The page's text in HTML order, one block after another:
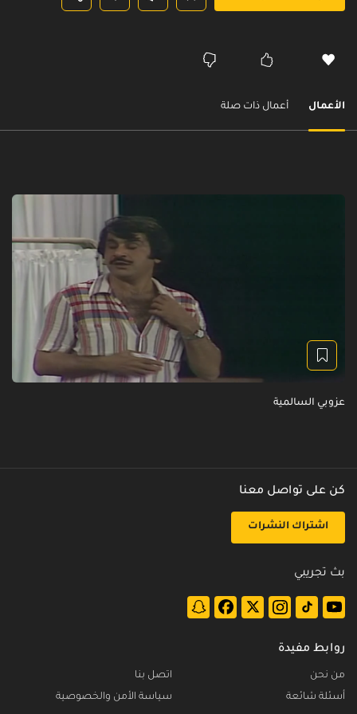
الأعمال أعمال ذات صلة
عزوبي السالمية
كن على تواصل معنا
اشتراك النشرات
بث تجريبي
روابط مفيدة
من نحن
أسئلة شائعة
اتصل بنا
سياسة الأمن والخصوصية